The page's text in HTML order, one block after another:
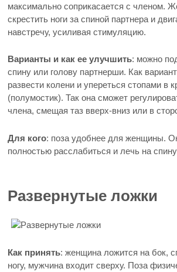
максимально соприкасается с членом.
скрестить ноги за спиной партнера и
навстречу, усиливая стимуляцию.
Варианты и как ее улучшить: можно
спину или голову партнерши. Как
развести колени и упереться стопами в
(полумостик). Так она сможет
члена, смещая таз вверх-вниз или в
Для кого: поза удобнее для женщины.
полностью расслабиться и лечь на
Развернутые ложки
Как принять: женщина ложится на бок,
ногу, мужчина входит сверху. Поза